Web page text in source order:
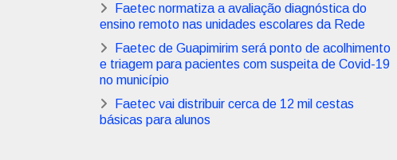
Faetec normatiza a avaliação diagnóstica do
ensino remoto nas unidades escolares da Rede
Faetec de Guapimirim será ponto de acolhimento
e triagem para pacientes com suspeita de Covid-19
no município
Faetec vai distribuir cerca de 12 mil cestas
básicas para alunos